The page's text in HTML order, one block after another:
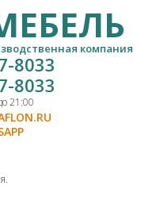
компания
8033
8033
21:00